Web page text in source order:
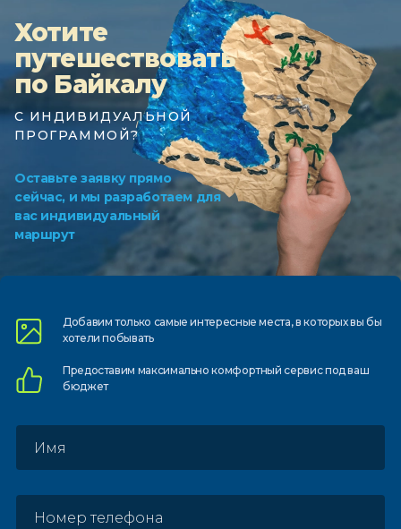
Хотите
путешествовать
по Байкалу
С ИНДИВИДУАЛЬНОЙ
ПРОГРАММОЙ?
Оставьте заявку прямо
сейчас, и мы разработаем для
вас индивидуальный
маршрут
Добавим только самыеинтересные места, в которыхвы бы
хотели побывать
Предоставим максимально комфортныйсервис под ваш
бюджет